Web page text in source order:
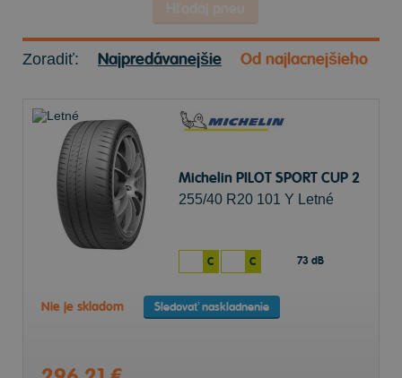
Zoradiť: Najpredávanejšie Od najlacnejšieho
Michelin PILOT SPORT CUP 2
255/40 R20 101 Y Letné
C C 73 dB
Nie je skladom Sledovať naskladnenie